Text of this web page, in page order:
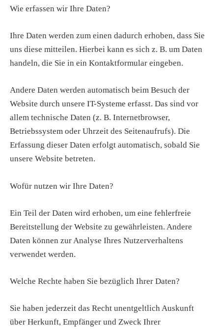
Wie erfassen wir Ihre Daten?
Ihre Daten werden zum einen dadurch erhoben, dass Sie
uns diese mitteilen. Hierbei kann es sich z. B. um Daten
handeln, die Sie in ein Kontaktformular eingeben.
Andere Daten werden automatisch beim Besuch der
Website durch unsere IT-Systeme erfasst. Das sind vor
allem technische Daten (z. B. Internetbrowser,
Betriebssystem oder Uhrzeit des Seitenaufrufs). Die
Erfassung dieser Daten erfolgt automatisch, sobald Sie
unsere Website betreten.
Wofür nutzen wir Ihre Daten?
Ein Teil der Daten wird erhoben, um eine fehlerfreie
Bereitstellung der Website zu gewährleisten. Andere
Daten können zur Analyse Ihres Nutzerverhaltens
verwendet werden.
Welche Rechte haben Sie bezüglich Ihrer Daten?
Sie haben jederzeit das Recht unentgeltlich Auskunft
über Herkunft, Empfänger und Zweck Ihrer